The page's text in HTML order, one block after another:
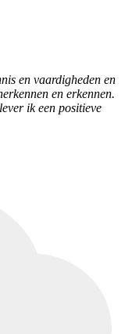
en vaardigheden en
en erkennen.
ik een positieve